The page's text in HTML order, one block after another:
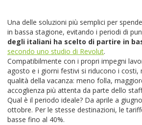
Una delle soluzioni più semplici per
in bassa stagione, evitando i periodi di
degli italiani ha scelto di partire in
secondo uno studio di Revolut.
Compatibilmente con i propri impegni
agosto e i giorni festivi si riducono i costi,
qualità della vacanza: meno folla,
accoglienza più attenta da parte dello
Qual è il periodo ideale? Da aprile a
ottobre. Per le stesse destinazioni, le
basse fino al 40%.